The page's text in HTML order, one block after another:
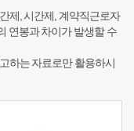
제, 시간제, 계약직근로자
연봉과 차이가 발생할 수
하는 자료로만 활용하시